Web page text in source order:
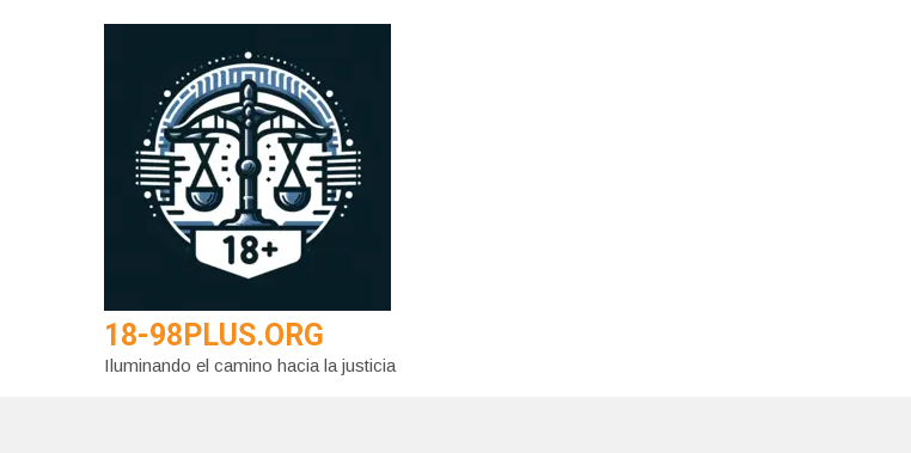
18-98PLUS.ORG
Iluminando el camino hacia la justicia